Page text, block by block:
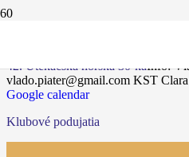
42. Utekáčska horská 30-kaInfo:
vlado.piater@gmail.com KST
Google calendar
Klubové podujatia